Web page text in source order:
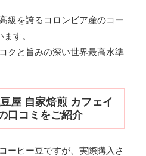
級を誇るコロンビア産のコー
す。
クと旨みの深い世界最高水準
屋 自家焙煎 カフェイ
口コミをご紹介
ーヒー豆ですが、実際購入さ